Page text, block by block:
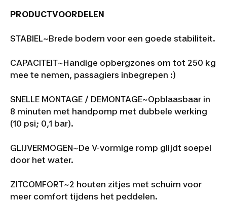
PRODUCTVOORDELEN
STABIEL~Brede bodem voor een goede stabiliteit.
CAPACITEIT~Handige opbergzones om tot 250 kg
mee te nemen, passagiers inbegrepen :)
SNELLE MONTAGE / DEMONTAGE~Opblaasbaar in
8 minuten met handpomp met dubbele werking
(10 psi; 0,1 bar).
GLIJVERMOGEN~De V-vormige romp glijdt soepel
door het water.
ZITCOMFORT~2 houten zitjes met schuim voor
meer comfort tijdens het peddelen.